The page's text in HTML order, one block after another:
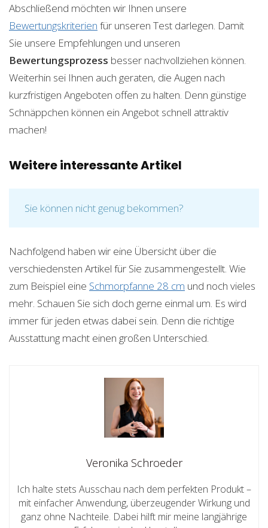
Abschließend möchten wir Ihnen unsere
Bewertungskriterien für unseren Test darlegen. Damit
Sie unsere Empfehlungen und unseren
Bewertungsprozess besser nachvollziehen können.
Weiterhin sei Ihnen auch geraten, die Augen nach
kurzfristigen Angeboten offen zu halten. Denn günstige
Schnäppchen können ein Angebot schnell attraktiv
machen!
Weitere interessante Artikel
Sie können nicht genug bekommen?
Nachfolgend haben wir eine Übersicht über die
verschiedensten Artikel für Sie zusammengestellt. Wie
zum Beispiel eine Schmorpfanne 28 cm und noch vieles
mehr. Schauen Sie sich doch gerne einmal um. Es wird
immer für jeden etwas dabei sein. Denn die richtige
Ausstattung macht einen großen Unterschied.
Veronika Schroeder
Ich halte stets Ausschau nach dem perfekten Produkt –
mit einfacher Anwendung, überzeugender Wirkung und
ganz ohne Nachteile. Dabei hilft mir meine langjährige